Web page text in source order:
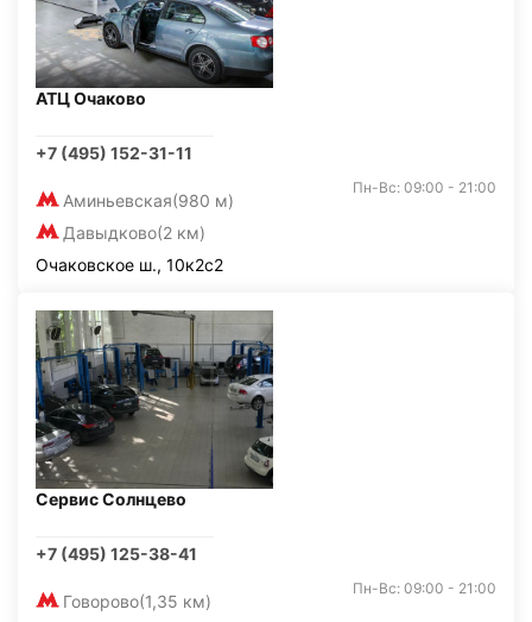
АТЦ Очаково
+7 (495) 152-31-11
Аминьевская(980 м)
Давыдково(2 км)
Пн-Вс: 09:00 - 21:00
Очаковское ш., 10к2с2
Сервис Солнцево
+7 (495) 125-38-41
Говорово(1,35 км)
Пн-Вс: 09:00 - 21:00